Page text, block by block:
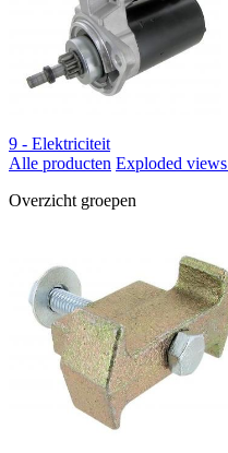
9 - Elektriciteit
Alle producten Exploded views
Overzicht groepen